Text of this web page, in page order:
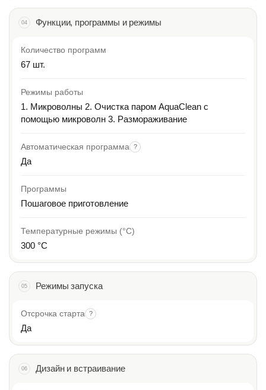
04 Функции, программы и режимы
Количество программ
67 шт.
Режимы работы
1. Микроволны 2. Очистка паром AquaClean с
помощью микроволн 3. Размораживание
Автоматическая программа ?
Да
Программы
Пошаговое приготовление
Температурные режимы (°C)
300 °C
05 Режимы запуска
Отсрочка старта ?
Да
06 Дизайн и встраивание